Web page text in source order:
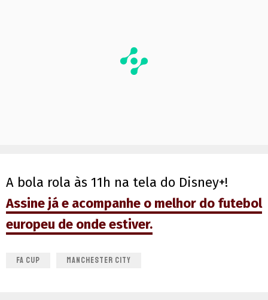
A bola rola às 11h na tela do Disney+!
Assine já e acompanhe o melhor do futebol
europeu de onde estiver.
FA CUP MANCHESTER CITY